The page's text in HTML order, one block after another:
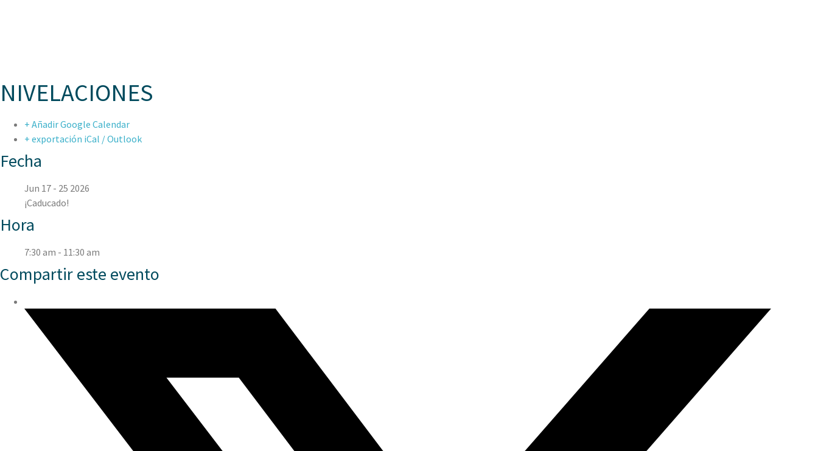
NIVELACIONES
+ Añadir Google Calendar
+ exportación iCal / Outlook
Fecha
Jun 17 - 25 2026
¡Caducado!
Hora
7:30 am - 11:30 am
Compartir este evento